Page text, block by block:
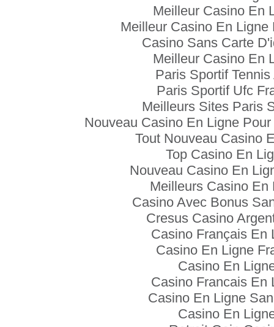
Meilleur Casino En
Meilleur Casino En Ligne
Casino Sans Carte
Meilleur Casino En
Paris Sportif Tennis
Paris Sportif Ufc
Meilleurs Sites Paris
Nouveau Casino En Ligne
Tout Nouveau Casino
Top Casino En
Nouveau Casino En
Meilleurs Casino En
Casino Avec Bonus
Cresus Casino
Casino Français En
Casino En Ligne
Casino En
Casino Francais En
Casino En Ligne
Casino En